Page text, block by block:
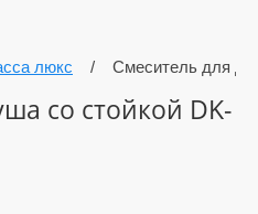
люкс / Смеситель для
со стойкой DK-